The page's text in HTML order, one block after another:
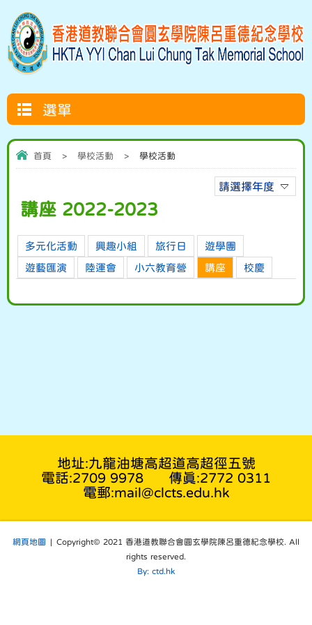
選單
首頁 > 學校活動 > 學校活動
請選擇年度
講座 2022-2023
多元化活動 興趣小組 旅行日 遊學團
遊藝匯演 陸運會 小六教育營 講座 校慶
地址:九龍油塘高超道高超徑五號
電話:2709 9978
傳真:2772 0311
電郵:mail@clcts.edu.hk
網頁地圖 | Copyright© 2021 香港道教聯合會圓玄學院陳呂重德紀念學校. All
rights reserved.
By: ctd.hk